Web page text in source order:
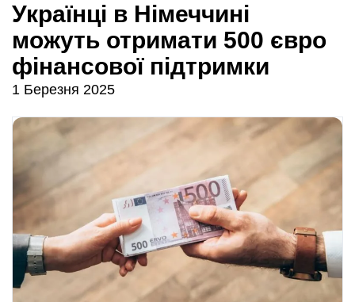
Українці в Німеччині
можуть отримати 500 євро
фінансової підтримки
1 Березня 2025